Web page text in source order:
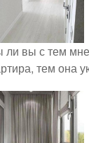
ли вы с тем
тем она